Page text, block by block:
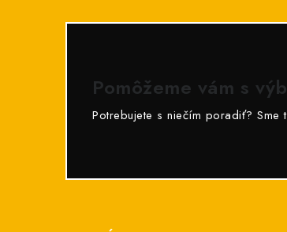
Pomôžeme vám s
Potrebujete s niečím poradiť? Sme